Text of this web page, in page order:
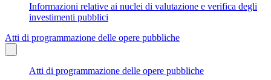
Informazioni relative ai nuclei di valutazione e verifica degli
investimenti pubblici
Atti di programmazione delle opere pubbliche
Atti di programmazione delle opere pubbliche